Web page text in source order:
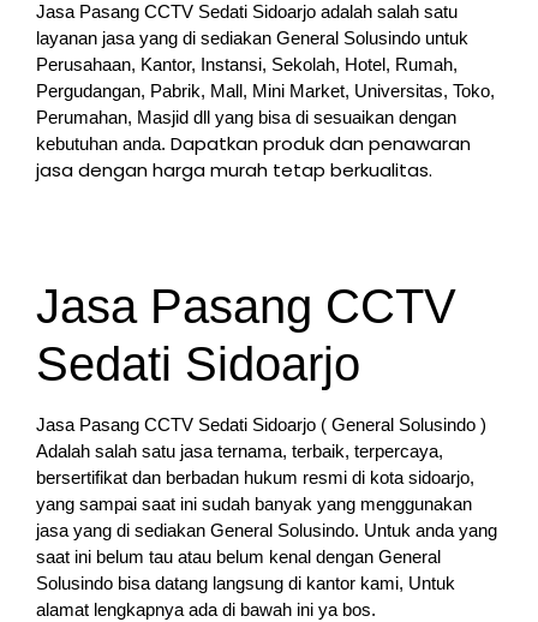
Jasa Pasang CCTV Sedati Sidoarjo adalah salah satu
layanan jasa yang di sediakan General Solusindo untuk
Perusahaan, Kantor, Instansi, Sekolah, Hotel, Rumah,
Pergudangan, Pabrik, Mall, Mini Market, Universitas, Toko,
Perumahan, Masjid dll yang bisa di sesuaikan dengan
kebutuhan anda. Dapatkan produk dan penawaran
jasa dengan harga murah tetap berkualitas.
Jasa Pasang CCTV
Sedati Sidoarjo
Jasa Pasang CCTV Sedati Sidoarjo ( General Solusindo )
Adalah salah satu jasa ternama, terbaik, terpercaya,
bersertifikat dan berbadan hukum resmi di kota sidoarjo,
yang sampai saat ini sudah banyak yang menggunakan
jasa yang di sediakan General Solusindo. Untuk anda yang
saat ini belum tau atau belum kenal dengan General
Solusindo bisa datang langsung di kantor kami, Untuk
alamat lengkapnya ada di bawah ini ya bos.